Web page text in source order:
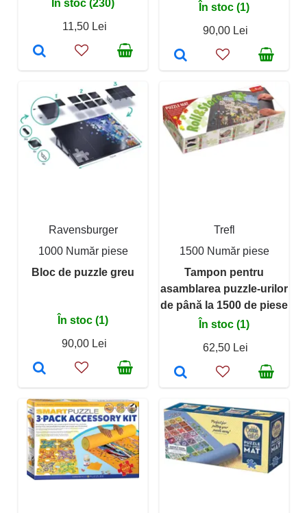
În stoc (230)
11,50 Lei
În stoc (1)
90,00 Lei
Ravensburger
1000 Număr piese
Bloc de puzzle greu
În stoc (1)
90,00 Lei
Trefl
1500 Număr piese
Tampon pentru
asamblarea puzzle-urilor
de până la 1500 de piese
În stoc (1)
62,50 Lei